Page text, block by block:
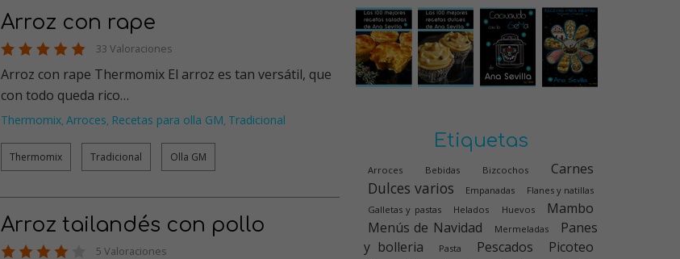
Arroz con rape
33 Valoraciones
Arroz con rape Thermomix El arroz es tan versátil, que
con todo queda rico…
Thermomix, Arroces, Recetas para olla GM, Tradicional
Thermomix Tradicional Olla GM
Arroz tailandés con pollo
5 Valoraciones
Etiquetas
Arroces Bebidas Bizcochos Carnes
Dulces varios Empanadas
Flanes y natillas
Galletas y pastas
Helados Huevos
Mambo
Menús de Navidad
Mermeladas
Panes
y bolleria
Pasta Pescados Picoteo